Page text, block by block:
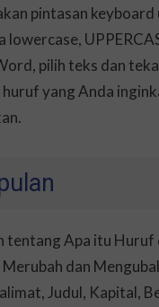
pintasan keyboard
lowercase,
pilih teks dan
yang Anda
tentang Apa itu Huruf
dan
Judul, Kapital,